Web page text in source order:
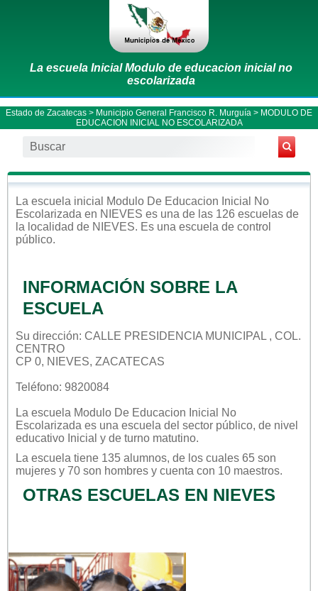
La escuela Inicial Modulo de educacion inicial no
escolarizada
Estado de Zacatecas > Municipio General Francisco R. Murguía > MODULO DE
EDUCACION INICIAL NO ESCOLARIZADA
La escuela inicial
Modulo De Educacion Inicial No
Escolarizada en NIEVES es una de las 126 escuelas de
la localidad de NIEVES. Es una escuela de control
público.
INFORMACIÓN SOBRE LA
ESCUELA
Su dirección: CALLE PRESIDENCIA MUNICIPAL , COL.
CENTRO
CP 0, NIEVES, ZACATECAS
Teléfono: 9820084
La escuela Modulo De Educacion Inicial No
Escolarizada es una escuela del sector público, de nivel
educativo Inicial y de turno matutino.
La escuela tiene 135 alumnos, de los cuales 65 son
mujeres y 70 son hombres y cuenta con 10 maestros.
OTRAS ESCUELAS EN NIEVES